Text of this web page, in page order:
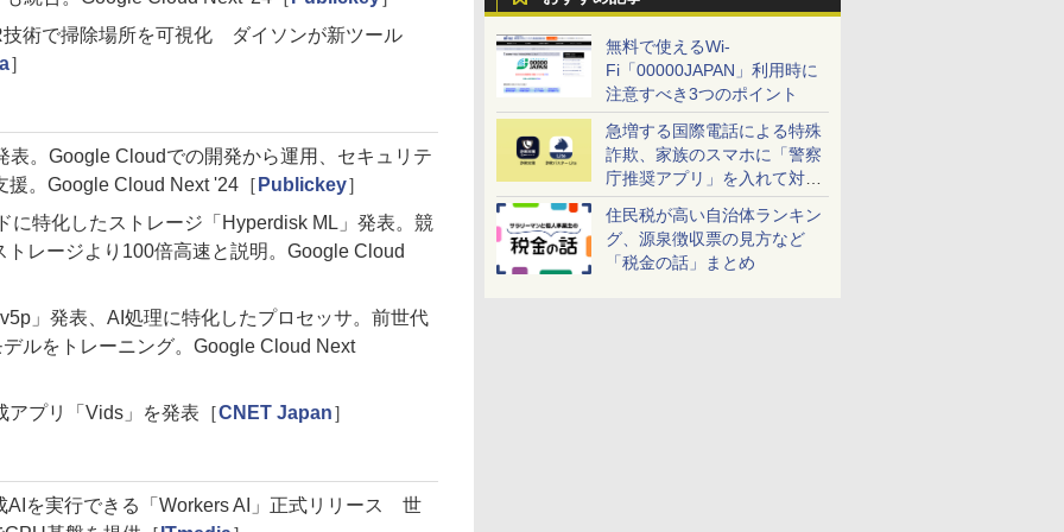
無料で使えるWi-
Fi「00000JAPAN」利用時に
注意すべき3つのポイント
急増する国際電話による特殊
詐欺、家族のスマホに「警察
庁推奨アプリ」を入れて対策
しよう！
住民税が高い自治体ランキン
グ、源泉徴収票の見方など
「税金の話」まとめ
術で掃除場所を可視化 ダイソンが新ツール
］
表。Google Cloudでの開発から運用、セキュリテ
。Google Cloud Next '24［ Publickey］
に特化したストレージ「Hyperdisk ML」発表。競
レージより100倍高速と説明。Google Cloud
」発表、AI処理に特化したプロセッサ。前世代
ルをトレーニング。Google Cloud Next
アプリ「Vids」を発表［CNET Japan］
AIを実行できる「Workers AI」正式リリース 世